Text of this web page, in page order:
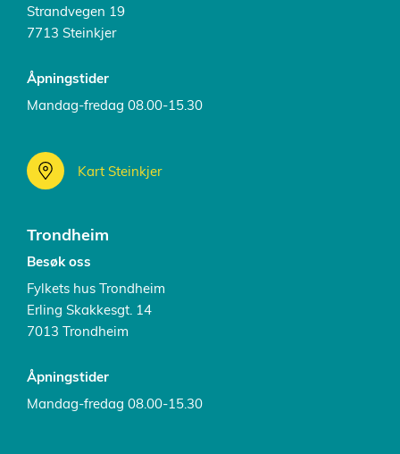
Strandvegen 19
7713 Steinkjer
Åpningstider
Mandag-fredag 08.00-15.30
Kart Steinkjer
Trondheim
Besøk oss
Fylkets hus Trondheim
Erling Skakkesgt. 14
7013 Trondheim
Åpningstider
Mandag-fredag 08.00-15.30